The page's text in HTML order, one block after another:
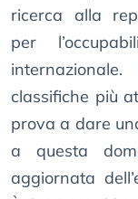
ricerca alla
per
classifiche più
prova a dare
a questa
aggiornata